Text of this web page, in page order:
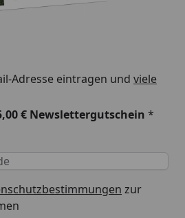
Adresse eintragen und viele
€ Newslettergutschein *
zur